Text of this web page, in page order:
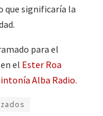
que significaría la
para el
el Ester Roa
Alba Radio.